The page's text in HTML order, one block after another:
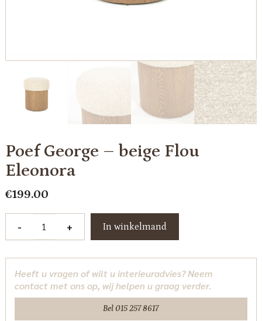
Poef George – beige Flou
Eleonora
€199.00
-
beige
Flou
Eleonora
+ In winkelmand
Heeft u vragen of wilt u interieuradvies? Neem
contact met ons op, wij helpen u graag verder.
Bel 015 257 8617